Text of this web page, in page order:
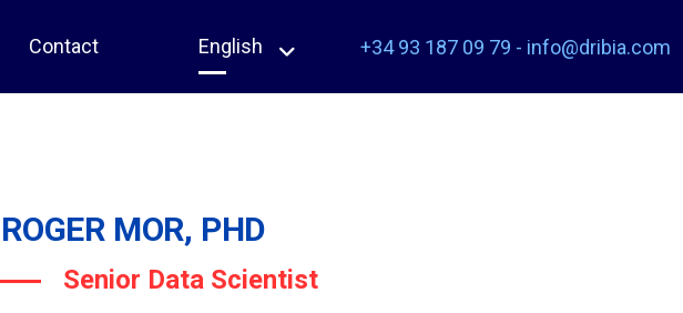
Contact English +34 93 187 09 79 - info@dribia.com
ROGER MOR, PHD
Senior Data Scientist